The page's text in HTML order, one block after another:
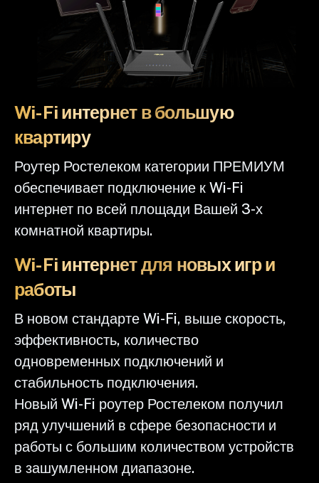
Wi-Fi интернет в большую
квартиру
Роутер Ростелеком категории ПРЕМИУМ
обеспечивает подключение к Wi-Fi
интернет по всей площади Вашей 3-х
комнатной квартиры.
Wi-Fi интернет для новых игр и
работы
В новом стандарте Wi-Fi, выше скорость,
эффективность, количество
одновременных подключений и
стабильность подключения.
Новый Wi-Fi роутер Ростелеком получил
ряд улучшений в сфере безопасности и
работы с большим количеством устройств
в зашумленном диапазоне.